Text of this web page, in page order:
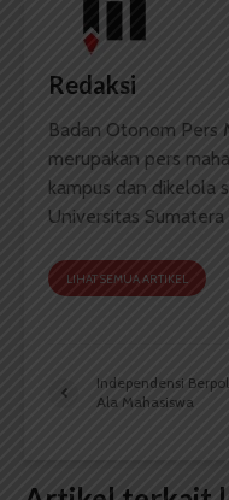
Redaksi
Badan Otonom Pers
merupakan pers
kampus dan dikelola
Universitas Sumatera
LIHAT SEMUA ARTIKEL
Independensi
Ala Mahasiswa